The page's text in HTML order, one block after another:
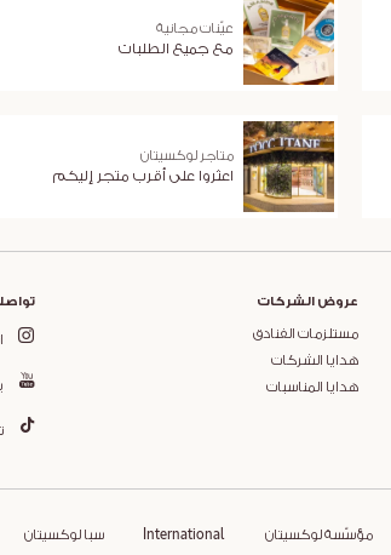
عيّنات مجانية
مع جميع الطلبات
متاجر لوكسيتان
اعثروا على أقرب متجر إليكم
عروض الشركات
مستلزمات الفنادق
هدايا الشركات
هدايا المناسبات
مؤسّسة لوكسيتان International سبا لوكسيتان